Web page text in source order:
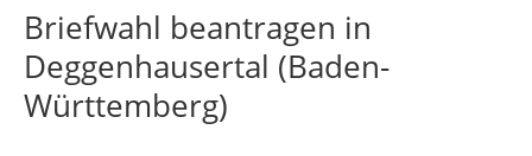
Briefwahl beantragen in
Deggenhausertal (Baden-
Württemberg)